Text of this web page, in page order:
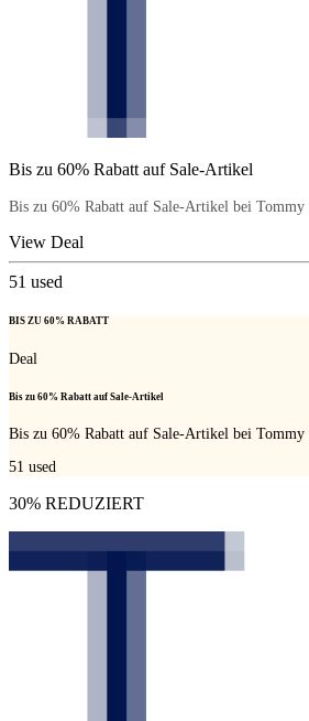
Bis zu 60% Rabatt auf Sale-Artikel
Bis zu 60% Rabatt auf Sale-Artikel bei
View Deal
51 used
BIS ZU 60% RABATT
Deal
Bis zu 60% Rabatt auf Sale-Artikel
Bis zu 60% Rabatt auf Sale-Artikel bei
51 used
30% REDUZIERT